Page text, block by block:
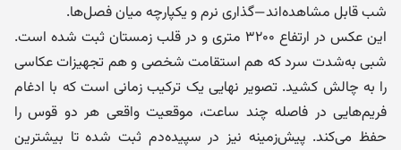
شب قابل مشاهده‌اند—گذاری نرم و یکپارچه میان فصل‌ها.
این عکس در ارتفاع ۳۲۰۰ متری و در قلب زمستان ثبت شده است.
شبی به‌شدت سرد که هم استقامت شخصی و هم تجهیزات عکاسی
را به چالش کشید. تصویر نهایی یک ترکیب زمانی است که با ادغام
فریم‌هایی در فاصله چند ساعت، موقعیت واقعی هر دو قوس را
حفظ می‌کند. پیش‌زمینه نیز در سپیده‌دم ثبت شده تا بیشترین